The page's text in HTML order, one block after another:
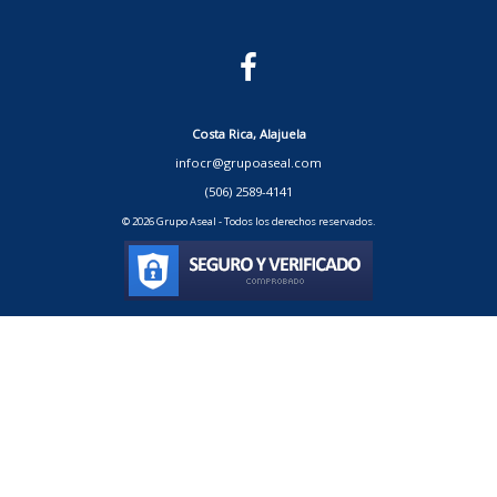
Costa Rica, Alajuela
infocr@grupoaseal.com
(506) 2589-4141
© 2026 Grupo Aseal - Todos los derechos reservados.